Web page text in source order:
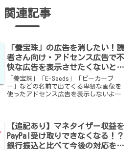
関連記事
「養宝珠」の広告を消したい！読
者さん向け・アドセンス広告で不
快な広告を表示させたくないとき
の対策
「養宝珠」「E-Seeds」「ピーカーブ
ー」などの名前で出てくる卑猥な画像を
使ったアドセンス広告を表示しないよ
【追記あり】マネタイザー収益を
PayPal受け取りできなくなる！？
銀行振込と比べて今後の対応を決